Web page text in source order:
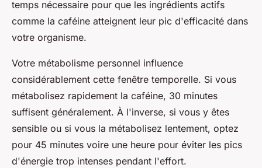
temps nécessaire pour que les ingrédients actifs
comme la caféine atteignent leur pic d'efficacité dans
votre organisme.
Votre métabolisme personnel influence
considérablement cette fenêtre temporelle. Si vous
métabolisez rapidement la caféine, 30 minutes
suffisent généralement. À l'inverse, si vous y êtes
sensible ou si vous la métabolisez lentement, optez
pour 45 minutes voire une heure pour éviter les pics
d'énergie trop intenses pendant l'effort.